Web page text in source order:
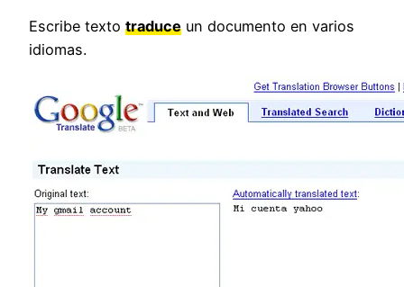
Escribe texto traduce un documento en varios
idiomas.